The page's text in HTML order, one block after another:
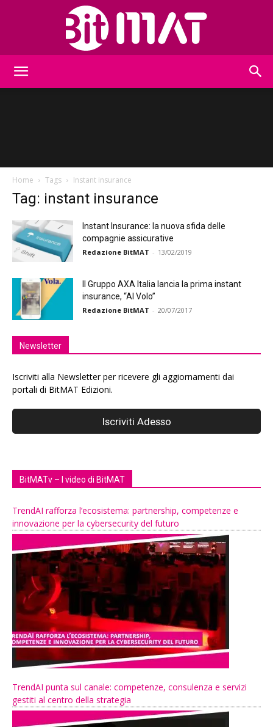
Home Tags Instant insurance
Tag: instant insurance
Instant Insurance: la nuova sfida delle
compagnie assicurative
Redazione BitMAT - 13/02/2019
Il Gruppo AXA Italia lancia la prima instant
insurance, “Al Volo”
Redazione BitMAT - 20/07/2017
Newsletter
Iscriviti alla Newsletter per ricevere gli aggiornamenti dai
portali di BitMAT Edizioni.
BitMATv – I video di BitMAT
TrendAI rafforza l’ecosistema: partnership, competenze e
innovazione per la cybersecurity del futuro
TrendAI punta sul canale: competenze, consulenza e servizi
gestiti al centro della strategia